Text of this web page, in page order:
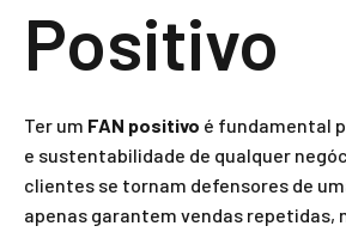
Positivo
Ter um FAN positivo é fundamental
e sustentabilidade de qualquer
clientes se tornam defensores de
apenas garantem vendas repetidas,